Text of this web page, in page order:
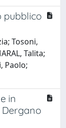
pubblico
Tosoni,
Talita;
Paolo;
in